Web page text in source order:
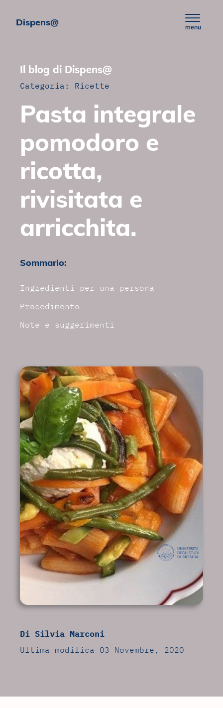
Dispens@ menu
Di Silvia Marconi
Ultima modifica 03 Novembre, 2020
Il blog di Dispens@
Categoria: Ricette
Pasta integrale
pomodoro e
ricotta,
rivisitata e
arricchita.
Sommario:
Ingredienti per una persona
Procedimento
Note e suggerimenti